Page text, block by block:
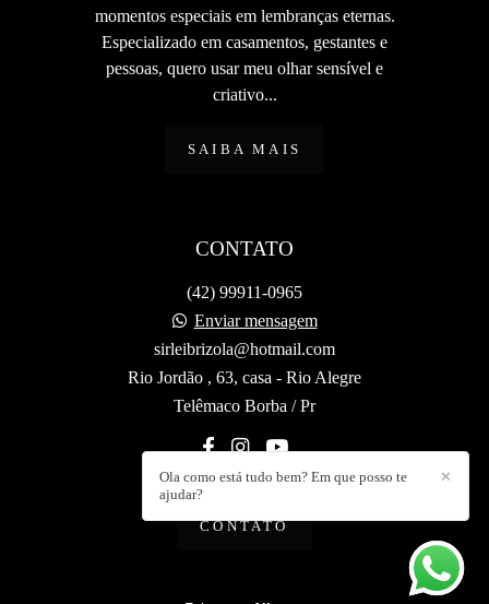
momentos especiais em lembranças eternas.
Especializado em casamentos, gestantes e
pessoas, quero usar meu olhar sensível e
criativo...
SAIBA MAIS
CONTATO
(42) 99911-0965
Enviar mensagem
sirleibrizola@hotmail.com
Rio Jordão , 63, casa - Rio Alegre
Telêmaco Borba / Pr
CONTATO
✕
Ola como está tudo bem? Em que posso te
ajudar?